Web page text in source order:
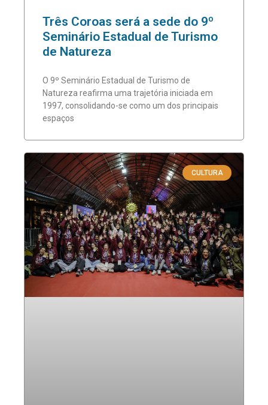
Três Coroas será a sede do 9º
Seminário Estadual de Turismo
de Natureza
O 9º Seminário Estadual de Turismo de
Natureza reafirma uma trajetória iniciada em
1997, consolidando-se como um dos principais
espaços
CULTURA